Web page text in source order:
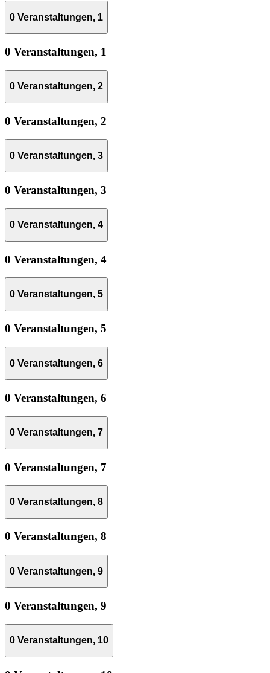
0 Veranstaltungen, 1
0 Veranstaltungen, 1
0 Veranstaltungen, 2
0 Veranstaltungen, 2
0 Veranstaltungen, 3
0 Veranstaltungen, 3
0 Veranstaltungen, 4
0 Veranstaltungen, 4
0 Veranstaltungen, 5
0 Veranstaltungen, 5
0 Veranstaltungen, 6
0 Veranstaltungen, 6
0 Veranstaltungen, 7
0 Veranstaltungen, 7
0 Veranstaltungen, 8
0 Veranstaltungen, 8
0 Veranstaltungen, 9
0 Veranstaltungen, 9
0 Veranstaltungen, 10